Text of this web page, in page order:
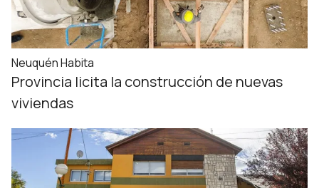
Neuquén Habita
Provincia licita la construcción de nuevas
viviendas